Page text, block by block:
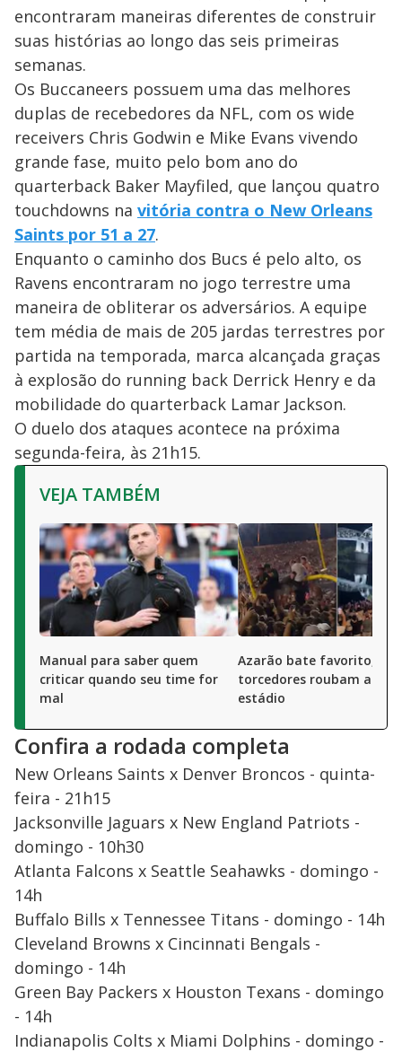
encontraram maneiras diferentes de construir
suas histórias ao longo das seis primeiras
semanas.
Os Buccaneers possuem uma das melhores
duplas de recebedores da NFL, com os wide
receivers Chris Godwin e Mike Evans vivendo
grande fase, muito pelo bom ano do
quarterback Baker Mayfiled, que lançou quatro
touchdowns na vitória contra o New Orleans
Saints por 51 a 27.
Enquanto o caminho dos Bucs é pelo alto, os
Ravens encontraram no jogo terrestre uma
maneira de obliterar os adversários. A equipe
tem média de mais de 205 jardas terrestres por
partida na temporada, marca alcançada graças
à explosão do running back Derrick Henry e da
mobilidade do quarterback Lamar Jackson.
O duelo dos ataques acontece na próxima
segunda-feira, às 21h15.
VEJA TAMBÉM
Manual para saber quem
criticar quando seu time for
mal
Azarão bate favorito, e
torcedores roubam a
estádio
Confira a rodada completa
New Orleans Saints x Denver Broncos - quinta-
feira - 21h15
Jacksonville Jaguars x New England Patriots -
domingo - 10h30
Atlanta Falcons x Seattle Seahawks - domingo -
14h
Buffalo Bills x Tennessee Titans - domingo - 14h
Cleveland Browns x Cincinnati Bengals -
domingo - 14h
Green Bay Packers x Houston Texans - domingo
- 14h
Indianapolis Colts x Miami Dolphins - domingo -